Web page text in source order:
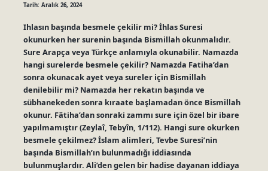
Tarih: Aralık 26, 2024
Ihlasın başında besmele çekilir mi? İhlas Suresi
okunurken her surenin başında Bismillah okunmalıdır.
Sure Arapça veya Türkçe anlamıyla okunabilir. Namazda
hangi surelerde besmele çekilir? Namazda Fatiha’dan
sonra okunacak ayet veya sureler için Bismillah
denilebilir mi? Namazda her rekatın başında ve
sübhanekeden sonra kıraate başlamadan önce Bismillah
okunur. Fâtiha’dan sonraki zammı sure için özel bir ibare
yapılmamıştır (Zeylaî, Tebyîn, 1/112). Hangi sure okurken
besmele çekilmez? İslam alimleri, Tevbe Suresi’nin
başında Bismillah’ın bulunmadığı iddiasında
bulunmuşlardır. Ali’den gelen bir hadise dayanan iddiaya